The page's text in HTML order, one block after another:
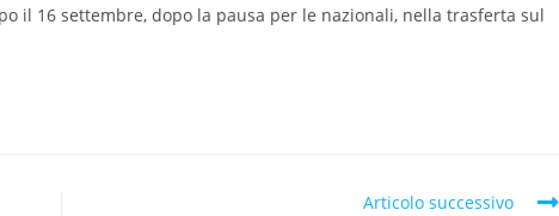
il 16 settembre, dopo la pausa per le nazionali, nella trasferta sul
Articolo successivo